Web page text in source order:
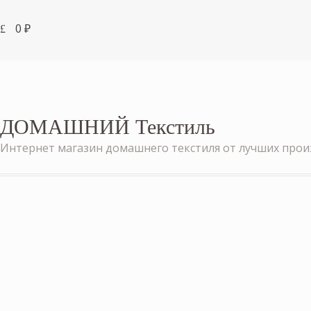
0 ₽
ДОМАШНИЙ Текстиль
Интернет магазин домашнего текстиля от лучших